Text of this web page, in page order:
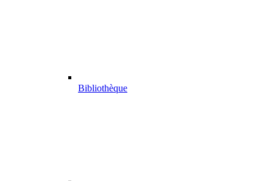
Bibliothèque